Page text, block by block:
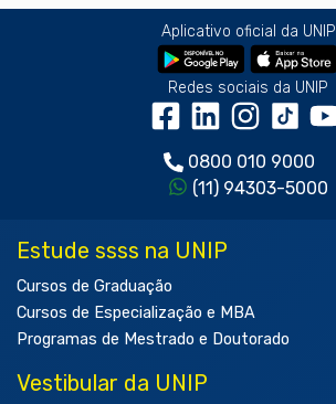
Aplicativo oficial da UNIP
Redes sociais da UNIP
0800 010 9000
(11) 94303-5000
Estude ssss na UNIP
Cursos de Graduação
Cursos de Especialização e MBA
Programas de Mestrado e Doutorado
Vestibular da UNIP